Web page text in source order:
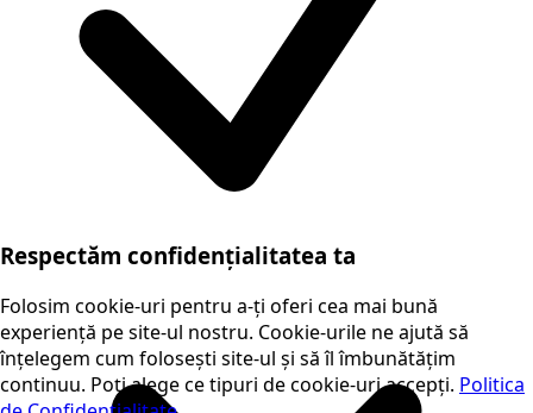
Respectăm confidențialitatea ta
Folosim cookie-uri pentru a-ți oferi cea mai bună
experiență pe site-ul nostru. Cookie-urile ne ajută să
înțelegem cum folosești site-ul și să îl îmbunătățim
continuu. Poți alege ce tipuri de cookie-uri accepți. Politica